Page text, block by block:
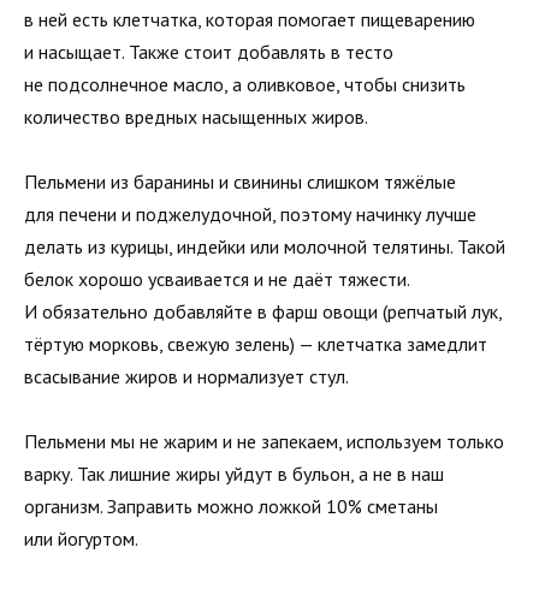
в ней есть клетчатка, которая помогает пищеварению
и насыщает. Также стоит добавлять в тесто
не подсолнечное масло, а оливковое, чтобы снизить
количество вредных насыщенных жиров.
Пельмени из баранины и свинины слишком тяжёлые
для печени и поджелудочной, поэтому начинку лучше
делать из курицы, индейки или молочной телятины. Такой
белок хорошо усваивается и не даёт тяжести.
И обязательно добавляйте в фарш овощи (репчатый лук,
тёртую морковь, свежую зелень) — клетчатка замедлит
всасывание жиров и нормализует стул.
Пельмени мы не жарим и не запекаем, используем только
варку. Так лишние жиры уйдут в бульон, а не в наш
организм. Заправить можно ложкой 10% сметаны
или йогуртом.